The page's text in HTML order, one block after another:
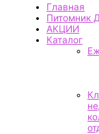
Главная
Питомник
АКЦИИ
Каталог